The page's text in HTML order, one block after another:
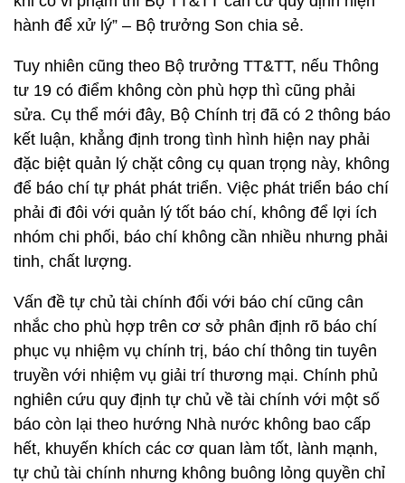
hành để xử lý” – Bộ trưởng Son chia sẻ.
Tuy nhiên cũng theo Bộ trưởng TT&TT, nếu Thông
tư 19 có điểm không còn phù hợp thì cũng phải
sửa. Cụ thể mới đây, Bộ Chính trị đã có 2 thông báo
kết luận, khẳng định trong tình hình hiện nay phải
đặc biệt quản lý chặt công cụ quan trọng này, không
để báo chí tự phát phát triển. Việc phát triển báo chí
phải đi đôi với quản lý tốt báo chí, không để lợi ích
nhóm chi phối, báo chí không cần nhiều nhưng phải
tinh, chất lượng.
Vấn đề tự chủ tài chính đối với báo chí cũng cân
nhắc cho phù hợp trên cơ sở phân định rõ báo chí
phục vụ nhiệm vụ chính trị, báo chí thông tin tuyên
truyền với nhiệm vụ giải trí thương mại. Chính phủ
nghiên cứu quy định tự chủ về tài chính với một số
báo còn lại theo hướng Nhà nước không bao cấp
hết, khuyến khích các cơ quan làm tốt, lành mạnh,
tự chủ tài chính nhưng không buông lỏng quyền chỉ